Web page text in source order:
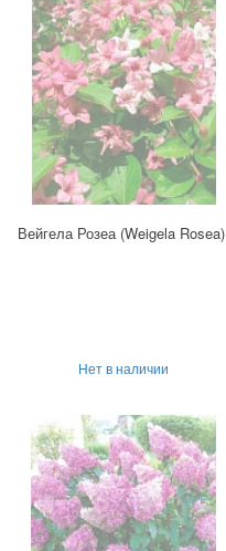
Вейгела Розеа (Weigela Rosea)
Нет в наличии